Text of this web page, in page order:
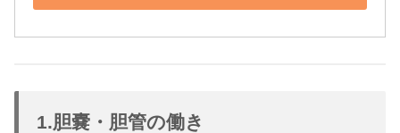
1.胆嚢・胆管の働き